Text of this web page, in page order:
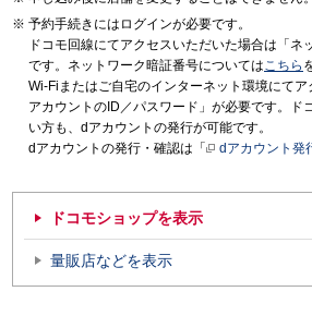
予約手続きにはログインが必要です。
ドコモ回線にてアクセスいただいた場合は「ネ
です。ネットワーク暗証番号についてはこちら
Wi-Fiまたはご自宅のインターネット環境にて
アカウントのID／パスワード」が必要です。ド
い方も、dアカウントの発行が可能です。
dアカウントの発行・確認は「
dアカウント発
ドコモショップを表示
量販店などを表示